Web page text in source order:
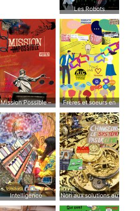
par Alain Supiot
Les Robots
Mission Possible –
des possibilités
Frères et soeurs en
humanité
Intelligence
Artificielle, bonne
Non aux solutions au
cas par cas,